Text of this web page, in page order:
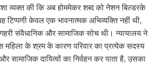
व्यक्त की कि अब होममेकर शब्द को नेशन बिल्डरके
टिप्पणी केवल एक भावनात्मक अभिव्यक्ति नहीं थी,
संवैधानिक और सामाजिक सोच थी। न्यायालय ने
महिला के श्रम के कारण परिवार का प्रत्येक सदस्य
सामाजिक दायित्वों का निर्वहन कर पाता है, उसका